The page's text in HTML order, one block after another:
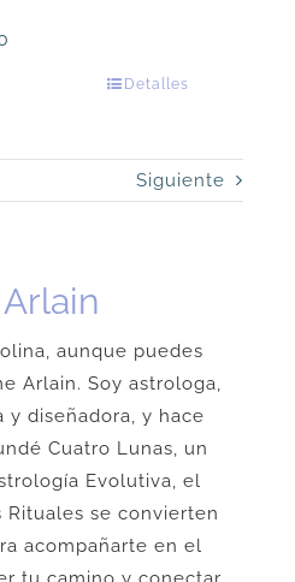
U$
90
se
página
de
producto
Detalles
Siguiente
Arlain
aunque puedes
Arlain. Soy astrologa,
y diseñadora, y hace
Cuatro Lunas, un
Evolutiva, el
Rituales se convierten
acompañarte en el